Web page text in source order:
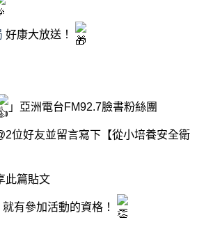
好康大放送！
」亞洲電台FM92.7臉書粉絲團
位好友並留言寫下【從小培養安全衛
此篇貼文
有參加活動的資格！